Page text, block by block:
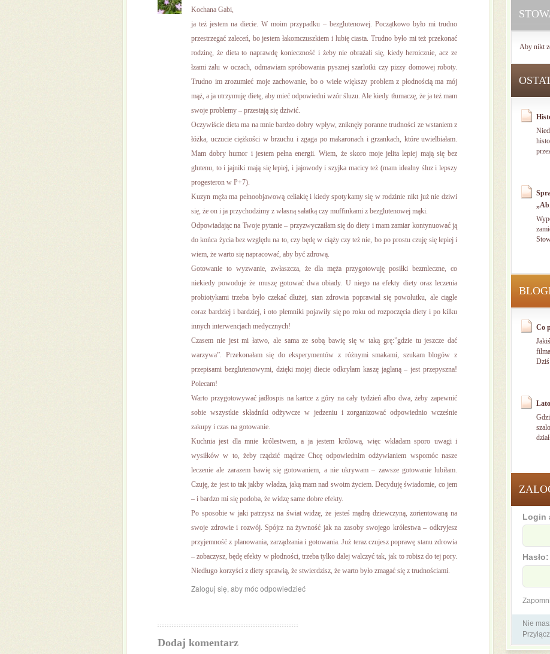
Kochana Gabi,
ja też jestem na diecie. W moim przypadku – bezglutenowej. Początkowo było mi trudno
przestrzegać zaleceń, bo jestem łakomczuszkiem i lubię ciasta. Trudno było mi też przekonać
rodzinę, że dieta to naprawdę konieczność i żeby nie obrażali się, kiedy heroicznie, acz ze
łzami żalu w oczach, odmawiam spróbowania pysznej szarlotki czy pizzy domowej roboty.
Trudno im zrozumieć moje zachowanie, bo o wiele większy problem z płodnością ma mój
mąż, a ja utrzymuję dietę, aby mieć odpowiedni wzór śluzu. Ale kiedy tłumaczę, że ja też mam
swoje problemy – przestają się dziwić.
Oczywiście dieta ma na mnie bardzo dobry wpływ, zniknęły poranne trudności ze wstaniem z
łóżka, uczucie ciężkości w brzuchu i zgaga po makaronach i grzankach, które uwielbiałam.
Mam dobry humor i jestem pełna energii. Wiem, że skoro moje jelita lepiej mają się bez
glutenu, to i jajniki mają się lepiej, i jajowody i szyjka macicy też (mam idealny śluz i lepszy
progesteron w P+7).
Kuzyn męża ma pełnoobjawową celiakię i kiedy spotykamy się w rodzinie nikt już nie dziwi
się, że on i ja przychodzimy z własną sałatką czy muffinkami z bezglutenowej mąki.
Odpowiadając na Twoje pytanie – przyzwyczaiłam się do diety i mam zamiar kontynuować ją
do końca życia bez względu na to, czy będę w ciąży czy też nie, bo po prostu czuję się lepiej i
wiem, że warto się napracować, aby być zdrową.
Gotowanie to wyzwanie, zwłaszcza, że dla męża przygotowuję posiłki bezmleczne, co
niekiedy powoduje że muszę gotować dwa obiady. U niego na efekty diety oraz leczenia
probiotykami trzeba było czekać dłużej, stan zdrowia poprawiał się powolutku, ale ciągle
coraz bardziej i bardziej, i oto plemniki pojawiły się po roku od rozpoczęcia diety i po kilku
innych interwencjach medycznych!
Czasem nie jest mi łatwo, ale sama ze sobą bawię się w taką grę:”gdzie tu jeszcze dać
warzywa”. Przekonałam się do eksperymentów z różnymi smakami, szukam blogów z
przepisami bezglutenowymi, dzięki mojej diecie odkryłam kaszę jaglaną – jest przepyszna!
Polecam!
Warto przygotowywać jadłospis na kartce z góry na cały tydzień albo dwa, żeby zapewnić
sobie wszystkie składniki odżywcze w jedzeniu i zorganizować odpowiednio wcześnie
zakupy i czas na gotowanie.
Kuchnia jest dla mnie królestwem, a ja jestem królową, więc wkładam sporo uwagi i
wysiłków w to, żeby rządzić mądrze Chcę odpowiednim odżywianiem wspomóc nasze
leczenie ale zarazem bawię się gotowaniem, a nie ukrywam – zawsze gotowanie lubiłam.
Czuję, że jest to tak jakby władza, jaką mam nad swoim życiem. Decyduję świadomie, co jem
– i bardzo mi się podoba, że widzę same dobre efekty.
Po sposobie w jaki patrzysz na świat widzę, że jesteś mądrą dziewczyną, zorientowaną na
swoje zdrowie i rozwój. Spójrz na żywność jak na zasoby swojego królestwa – odkryjesz
przyjemność z planowania, zarządzania i gotowania. Już teraz czujesz poprawę stanu zdrowia
– zobaczysz, będę efekty w płodności, trzeba tylko dalej walczyć tak, jak to robisz do tej pory.
Niedługo korzyści z diety sprawią, że stwierdzisz, że warto było zmagać się z trudnościami.
Zaloguj się, aby móc odpowiedzieć
Dodaj komentarz
Aby nikt
Co
Dziś
Login
Hasło:
Nie